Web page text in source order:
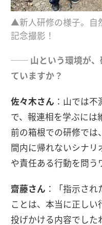
▲新人研修の様子。自
記念撮影！
── 山という環境が、
ていますか？
佐々木さん ：山では
で、報連相を学ぶには
前の箱根での研修では
間内に帰れないシナ
や責任ある行動を問う
齋藤さん ：「指示さ
ことは、本当に正し
投げかける内容でした